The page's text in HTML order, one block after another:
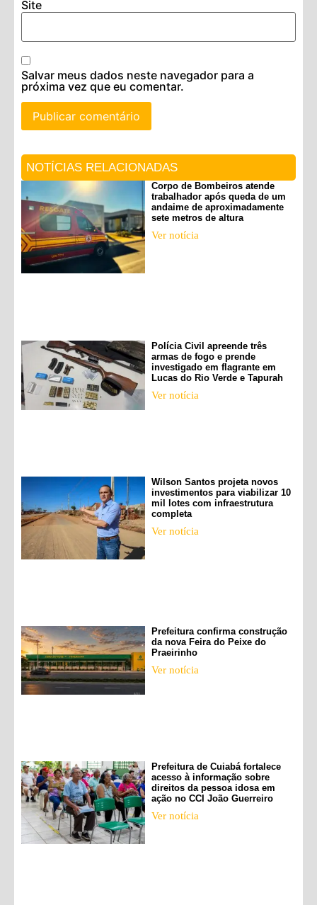
Site
Salvar meus dados neste navegador para a
próxima vez que eu comentar.
NOTÍCIAS RELACIONADAS
Corpo de Bombeiros atende
trabalhador após queda de um
andaime de aproximadamente
sete metros de altura
Ver notícia
Polícia Civil apreende três
armas de fogo e prende
investigado em flagrante em
Lucas do Rio Verde e Tapurah
Ver notícia
Wilson Santos projeta novos
investimentos para viabilizar 10
mil lotes com infraestrutura
completa
Ver notícia
Prefeitura confirma construção
da nova Feira do Peixe do
Praeirinho
Ver notícia
Prefeitura de Cuiabá fortalece
acesso à informação sobre
direitos da pessoa idosa em
ação no CCI João Guerreiro
Ver notícia